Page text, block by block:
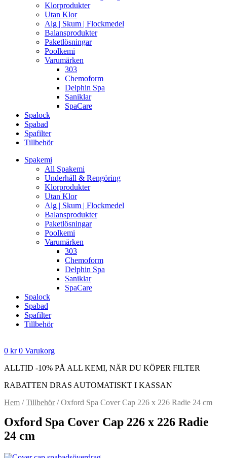
Klorprodukter
Utan Klor
Alg | Skum | Flockmedel
Balansprodukter
Paketlösningar
Poolkemi
Varumärken
303
Chemoform
Delphin Spa
Saniklar
SpaCare
Spalock
Spabad
Spafilter
Tillbehör
Spakemi
All Spakemi
Underhåll & Rengöring
Klorprodukter
Utan Klor
Alg | Skum | Flockmedel
Balansprodukter
Paketlösningar
Poolkemi
Varumärken
303
Chemoform
Delphin Spa
Saniklar
SpaCare
Spalock
Spabad
Spafilter
Tillbehör
0 kr 0 Varukorg
ALLTID -10% PÅ ALL KEMI, NÄR DU KÖPER FILTER
RABATTEN DRAS AUTOMATISKT I KASSAN
Hem /Tillbehör/ Oxford Spa Cover Cap 226 x 226 Radie 24 cm
Oxford Spa Cover Cap 226 x 226 Radie
24 cm